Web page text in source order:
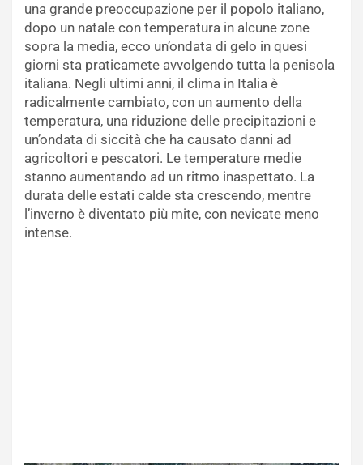
una grande preoccupazione per il popolo italiano,
dopo un natale con temperatura in alcune zone
sopra la media, ecco un’ondata di gelo in quesi
giorni sta praticamete avvolgendo tutta la penisola
italiana. Negli ultimi anni, il clima in Italia è
radicalmente cambiato, con un aumento della
temperatura, una riduzione delle precipitazioni e
un’ondata di siccità che ha causato danni ad
agricoltori e pescatori. Le temperature medie
stanno aumentando ad un ritmo inaspettato. La
durata delle estati calde sta crescendo, mentre
l’inverno è diventato più mite, con nevicate meno
intense.